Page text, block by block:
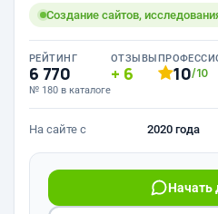
Создание сайтов,
РЕЙТИНГ
6 770
№ 180 в каталоге
ОТЗЫВЫ
6 10/10
На сайте с 2020 года
Начать